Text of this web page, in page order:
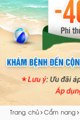
Trang chủ Cẩm nang